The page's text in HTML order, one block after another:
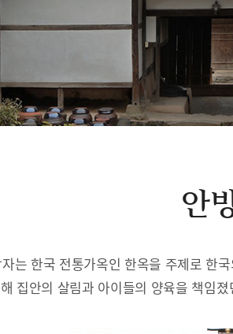
안
자는 한국 전통가옥인 한옥을 주제로 한
집안의 살림과 아이들의 양육을 책임